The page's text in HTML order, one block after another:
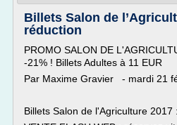
Billets Salon de
réduction
PROMO SALON DE
-21% ! Billets Adultes à 11 EUR
Par Maxime Gravier - mardi 21
Billets Salon de l'Agriculture 2017